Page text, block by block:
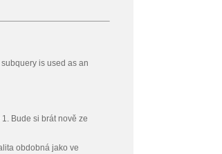
is used as an
Bude si brát nově ze
obdobná jako ve